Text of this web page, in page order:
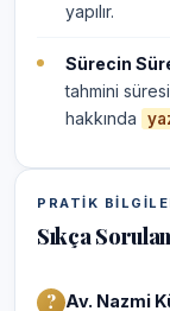
yapılır.
Sürecin
tahmini
hakkında
PRATIK
Sıkça
Av. Nazmi